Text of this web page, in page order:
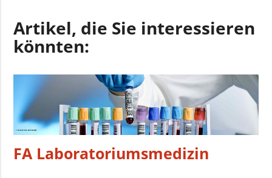
Artikel, die Sie interessieren
könnten:
FA Laboratoriumsmedizin